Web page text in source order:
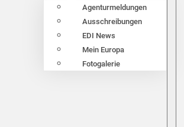
Agenturmeldungen
Ausschreibungen
EDI News
Mein Europa
Fotogalerie